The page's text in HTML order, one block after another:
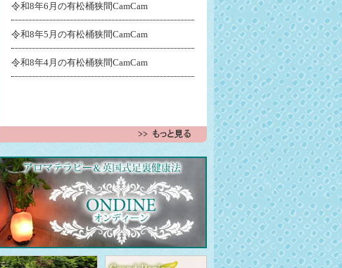
令和8年6月の有松桶狭間CamCam
令和8年5月の有松桶狭間CamCam
令和8年4月の有松桶狭間CamCam